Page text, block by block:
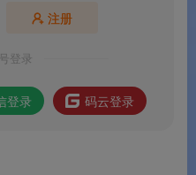
注册
登录
登录 码云登录